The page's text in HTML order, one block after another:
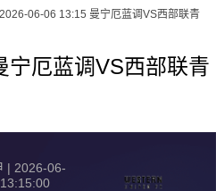
2026-06-06 13:15 曼宁厄蓝调VS西部联青
宁厄蓝调VS西部联青
| 2026-06-